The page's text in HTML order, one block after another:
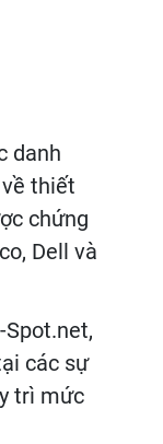
danh
thiết
chứng
Dell và
Spot.net,
các sự
trì mức